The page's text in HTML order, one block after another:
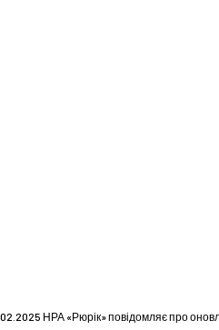
НРА «Рюрік» повідомляє про